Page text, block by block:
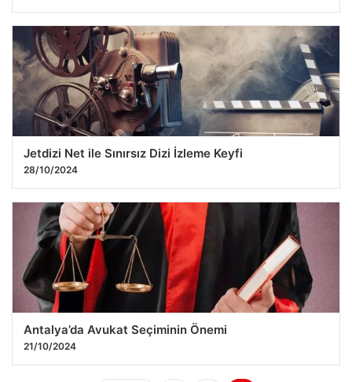
Jetdizi Net ile Sınırsız Dizi İzleme Keyfi
28/10/2024
Antalya’da Avukat Seçiminin Önemi
21/10/2024